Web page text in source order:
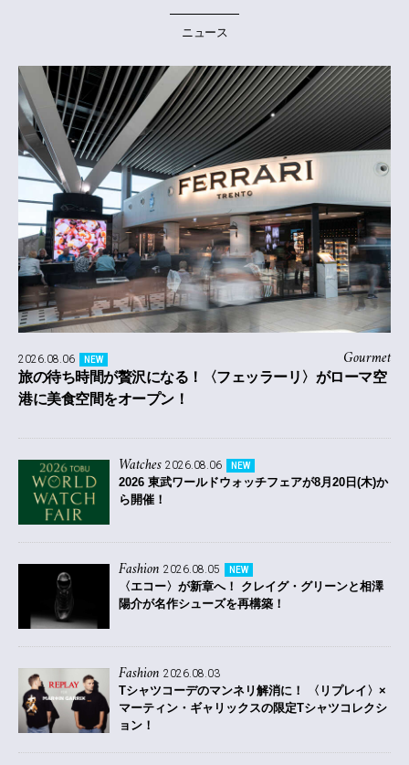
ニュース
Gourmet
2026.08.06 NEW
旅の待ち時間が贅沢になる！〈フェッラーリ〉がローマ空
港に美食空間をオープン！
Watches 2026.08.06 NEW
2026 東武ワールドウォッチフェアが8月20日(木)か
ら開催！
Fashion 2026.08.05 NEW
〈エコー〉が新章へ！ クレイグ・グリーンと相澤
陽介が名作シューズを再構築！
Fashion 2026.08.03
Tシャツコーデのマンネリ解消に！ 〈リプレイ〉×
マーティン・ギャリックスの限定Tシャツコレクシ
ョン！